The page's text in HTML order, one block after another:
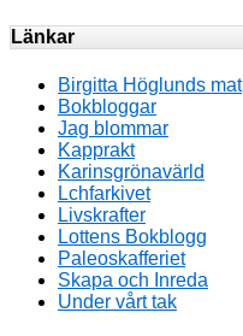
Länkar
Birgitta Höglunds mat
Bokbloggar
Jag blommar
Kapprakt
Karinsgrönavärld
Lchfarkivet
Livskrafter
Lottens Bokblogg
Paleoskafferiet
Skapa och Inreda
Under vårt tak